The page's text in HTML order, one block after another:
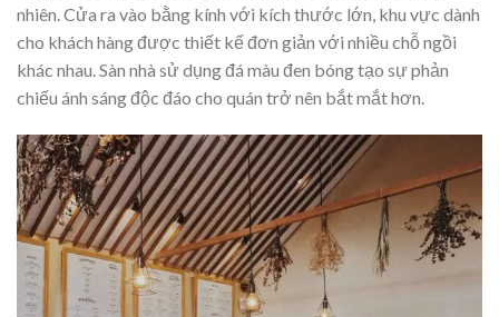
nhiên. Cửa ra vào bằng kính với kích thước lớn, khu vực dành
cho khách hàng được thiết kế đơn giản với nhiều chỗ ngồi
khác nhau. Sàn nhà sử dụng đá màu đen bóng tạo sự phản
chiếu ánh sáng độc đáo cho quán trở nên bắt mắt hơn.